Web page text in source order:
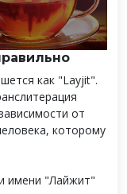
как "Layjit".
от
которому
имени "Лайжит"